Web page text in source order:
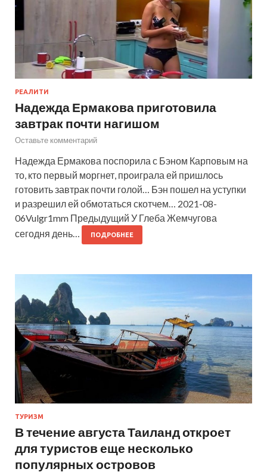
РЕАЛИТИ
Надежда Ермакова приготовила
завтрак почти нагишом
Оставьте комментарий
Надежда Ермакова поспорила с Бэном Карповым на
то, кто первый моргнет, проиграла ей пришлось
готовить завтрак почти голой… Бэн пошел на уступки
и разрешил ей обмотаться скотчем… 2021-08-
06Vulgr1mm Предыдущий У Глеба Жемчугова
сегодня день…
ПОДРОБНЕЕ
ТУРИЗМ
В течение августа Таиланд откроет
для туристов еще несколько
популярных островов